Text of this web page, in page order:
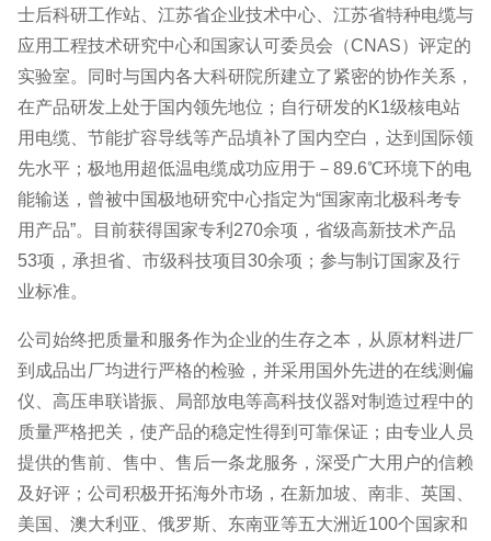
士后科研工作站、江苏省企业技术中心、江苏省特种电缆与
应用工程技术研究中心和国家认可委员会（CNAS）评定的
实验室。同时与国内各大科研院所建立了紧密的协作关系，
在产品研发上处于国内领先地位；自行研发的K1级核电站
用电缆、节能扩容导线等产品填补了国内空白，达到国际领
先水平；极地用超低温电缆成功应用于－89.6℃环境下的电
能输送，曾被中国极地研究中心指定为“国家南北极科考专
用产品”。目前获得国家专利270余项，省级高新技术产品
53项，承担省、市级科技项目30余项；参与制订国家及行
业标准。
公司始终把质量和服务作为企业的生存之本，从原材料进厂
到成品出厂均进行严格的检验，并采用国外先进的在线测偏
仪、高压串联谐振、局部放电等高科技仪器对制造过程中的
质量严格把关，使产品的稳定性得到可靠保证；由专业人员
提供的售前、售中、售后一条龙服务，深受广大用户的信赖
及好评；公司积极开拓海外市场，在新加坡、南非、英国、
美国、澳大利亚、俄罗斯、东南亚等五大洲近100个国家和